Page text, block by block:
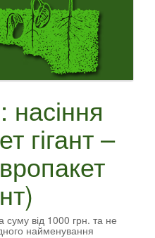
насіння
гігант –
від 1000 грн. та не
найменування